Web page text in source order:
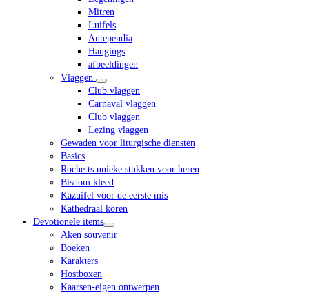
Mitren
Luifels
Antependia
Hangings
afbeeldingen
Vlaggen
Club vlaggen
Carnaval vlaggen
Club vlaggen
Lezing vlaggen
Gewaden voor liturgische diensten
Basics
Rochetts unieke stukken voor heren
Bisdom kleed
Kazuifel voor de eerste mis
Kathedraal koren
Devotionele items
Aken souvenir
Boeken
Karakters
Hostboxen
Kaarsen-eigen ontwerpen